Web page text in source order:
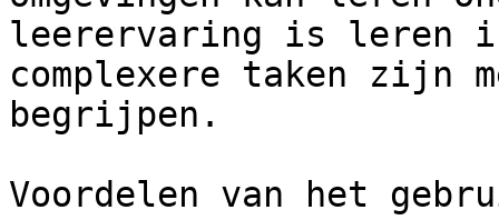
leerervaring is leren
complexere taken zijn
begrijpen.
Voordelen van het